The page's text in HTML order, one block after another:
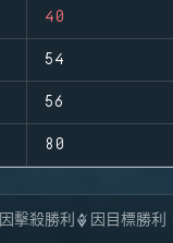
40
54
56
80
因擊殺勝利 因目標勝利